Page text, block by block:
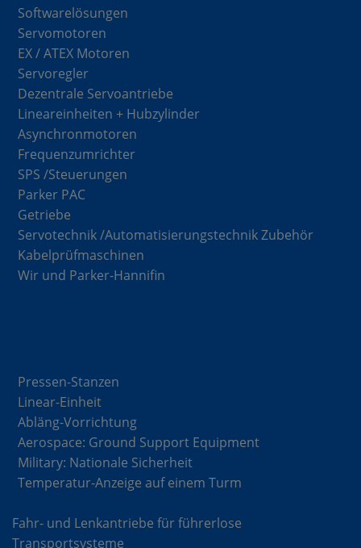
Softwarelösungen
Servomotoren
EX / ATEX Motoren
Servoregler
Dezentrale Servoantriebe
Lineareinheiten + Hubzylinder
Asynchronmotoren
Frequenzumrichter
SPS /Steuerungen
Parker PAC
Getriebe
Servotechnik /Automatisierungstechnik Zubehör
Kabelprüfmaschinen
Wir und Parker-Hannifin
Pressen-Stanzen
Linear-Einheit
Abläng-Vorrichtung
Aerospace: Ground Support Equipment
Military: Nationale Sicherheit
Temperatur-Anzeige auf einem Turm
Fahr- und Lenkantriebe für führerlose
Transportsysteme